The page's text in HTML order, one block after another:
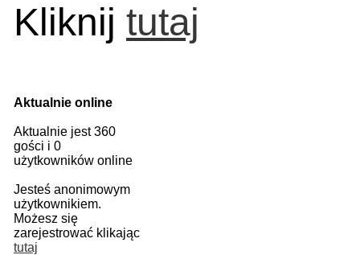
Kliknij tutaj
Aktualnie online
Aktualnie jest 360
gości i 0
użytkowników online
Jesteś anonimowym
użytkownikiem.
Możesz się
zarejestrować klikając
tutaj